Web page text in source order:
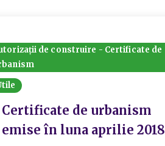
de construire - Certificate de
Certificate de urbanism
emise în luna aprilie 2018